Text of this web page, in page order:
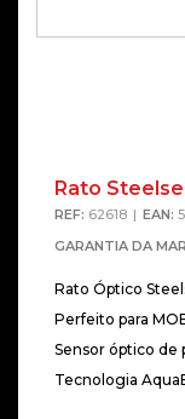
Rato
REF: 62618 EAN:
GARANTIA DA
Rato Óptico
Perfeito para
Sensor óptico de
Tecnologia